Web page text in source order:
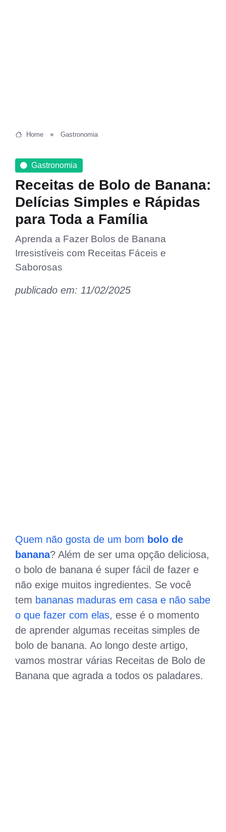
Home Gastronomia
Gastronomia
Receitas de Bolo de Banana:
Delícias Simples e Rápidas
para Toda a Família
Aprenda a Fazer Bolos de Banana
Irresistíveis com Receitas Fáceis e
Saborosas
publicado em: 11/02/2025
Quem não gosta de um bom bolo de
banana? Além de ser uma opção deliciosa,
o bolo de banana é super fácil de fazer e
não exige muitos ingredientes. Se você
tem bananas maduras em casa e não sabe
o que fazer com elas, esse é o momento
de aprender algumas receitas simples de
bolo de banana. Ao longo deste artigo,
vamos mostrar várias Receitas de Bolo de
Banana que agrada a todos os paladares.